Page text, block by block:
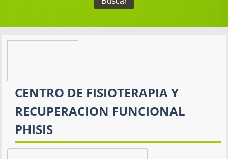
CENTRO DE FISIOTERAPIA Y
RECUPERACION FUNCIONAL
PHISIS